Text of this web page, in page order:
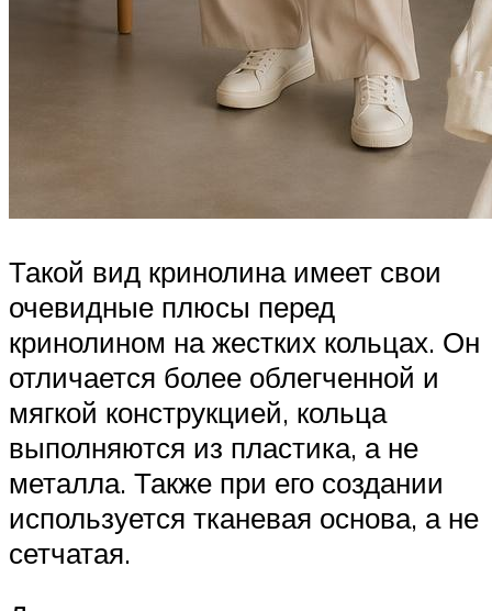
Такой вид кринолина имеет свои
очевидные плюсы перед
кринолином на жестких кольцах. Он
отличается более облегченной и
мягкой конструкцией, кольца
выполняются из пластика, а не
металла. Также при его создании
используется тканевая основа, а не
сетчатая.